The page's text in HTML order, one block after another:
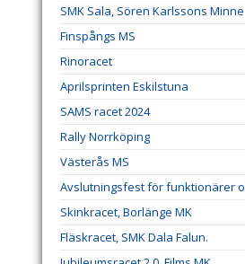
SMK Sala, Sören Karlssons Minne
Finspångs MS
Rinoracet
Aprilsprinten Eskilstuna
SAMS racet 2024
Rally Norrköping
Västerås MS
Avslutningsfest för funktionärer
Skinkracet, Borlänge MK
Fläskracet, SMK Dala Falun.